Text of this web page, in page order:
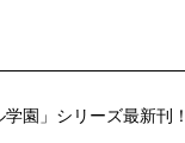
園」シリーズ最新